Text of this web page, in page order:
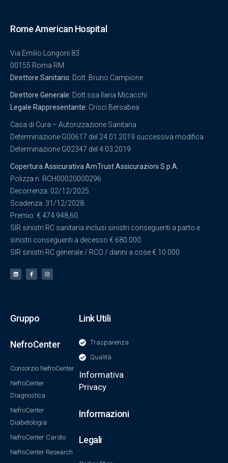
Rome American Hospital
Via Emilio Longoni 83
00155 Roma RM
Direttore Sanitario: Dott. Bruno Campione
Direttore Generale: Dott.ssa Ilaria Micacchi
Legale Rappresentante: Crisci Bersabea
Casa di Cura – Autorizzazione Sanitaria
Determinazione G00617 del 24.01.2019 successiva modifica
Determinazione G02347 del 4.03.2019
Copertura Assicurativa AmTrust Assicurazioni S.p.A.
Polizza n. RCH00020000296
Decorrenza: 02/12/2025
Scadenza: 31/12/2028.
Premio: € 474.948,60.
SIR sinistri RC sanitaria inclusi sinistri conseguenti a parto e
sinistri conseguenti a decesso € 680.000.
SIR sinistri RC generale / RCO / danni a cose € 10.000
Gruppo
NefroCenter
Consorzio NefroCenter
NefroCenter
Diagnostica
NefroCenter
Diabetologia
NefroCenter Cardio
NefroCenter Research
Link Utili
Trasparenza
Qualità
Informativa
Privacy
Informazioni
Legali